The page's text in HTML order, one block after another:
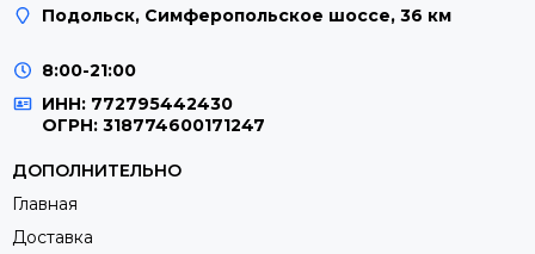
Подольск, Симферопольское шоссе, 36 км
8:00-21:00
ИНН: 772795442430
ОГРН: 318774600171247
ДОПОЛНИТЕЛЬНО
Главная
Доставка